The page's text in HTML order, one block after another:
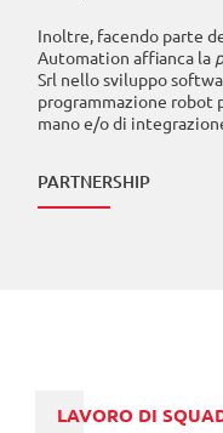
Inoltre, facendo parte
Automation affianca la
Srl nello sviluppo
programmazione robot
mano e/o di
PARTNERSHIP
LAVORO DI